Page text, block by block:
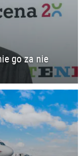
go za nie